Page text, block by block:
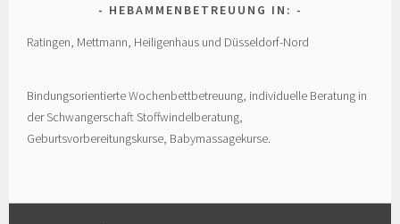
HEBAMMENBETREUUNG IN:
Ratingen, Mettmann, Heiligenhaus und Düsseldorf-Nord
Bindungsorientierte Wochenbettbetreuung, individuelle Beratung in
der Schwangerschaft Stoffwindelberatung,
Geburtsvorbereitungskurse, Babymassagekurse.